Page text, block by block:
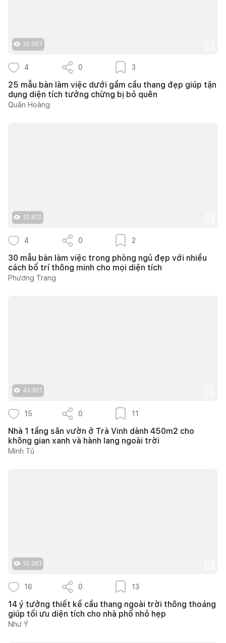
10.367
4 0 3
25 mẫu bàn làm việc dưới gầm cầu thang đẹp giúp tận
dụng diện tích tưởng chừng bị bỏ quên
Quân Hoàng
10.612
4 0 2
30 mẫu bàn làm việc trong phòng ngủ đẹp với nhiều
cách bố trí thông minh cho mọi diện tích
Phương Trang
43.301
15 0 11
Nhà 1 tầng sân vườn ở Trà Vinh dành 450m2 cho
không gian xanh và hành lang ngoài trời
Minh Tú
10.261
16 0 13
14 ý tưởng thiết kế cầu thang ngoài trời thông thoáng
giúp tối ưu diện tích cho nhà phố nhỏ hẹp
Như Ý